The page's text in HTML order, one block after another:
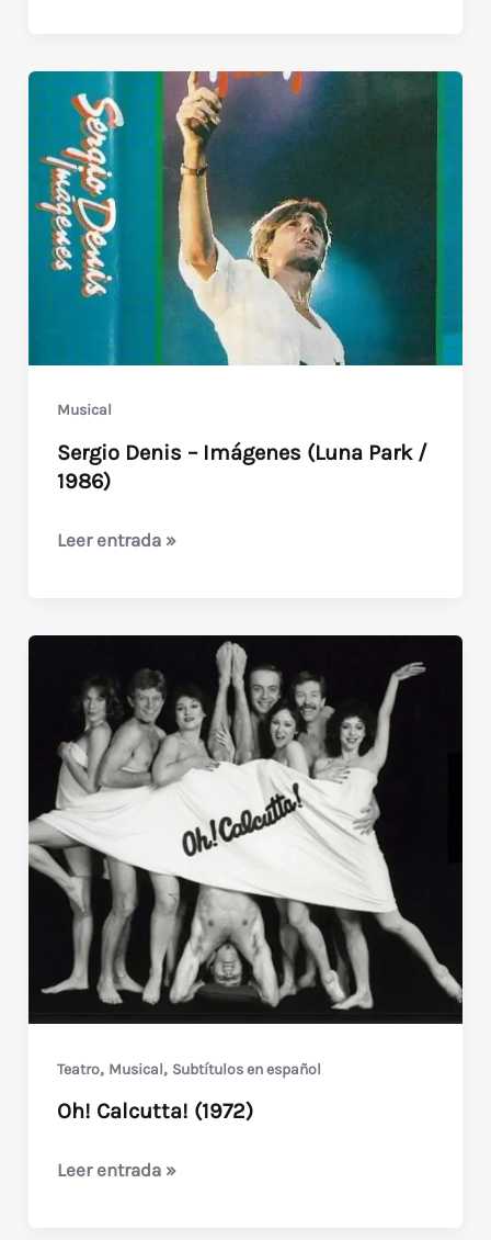
Mario
Sábato
Tango
Musical
Sergio Denis – Imágenes (Luna Park /
1986)
Sergio
Imágenes
Park
1986)
Leer entrada »
Teatro, Musical, Subtítulos en español
Oh! Calcutta! (1972)
Oh!
Leer entrada »